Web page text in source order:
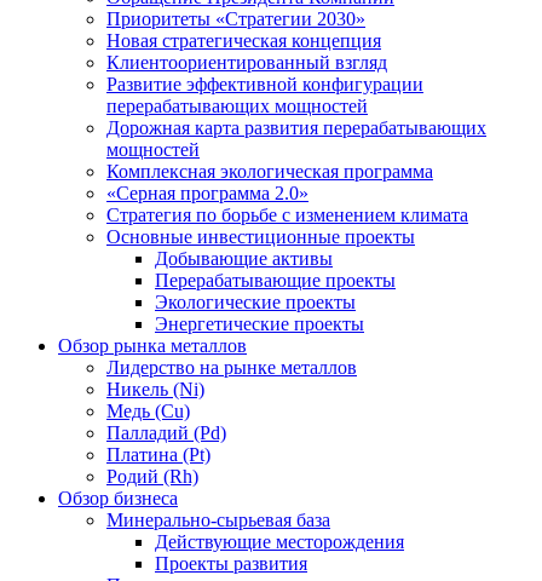
Приоритеты «Стратегии 2030»
Новая стратегическая концепция
Клиентоориентированный взгляд
Развитие эффективной конфигурации
перерабатывающих мощностей
Дорожная карта развития перерабатывающих
мощностей
Комплексная экологическая программа
«Серная программа 2.0»
Стратегия по борьбе с изменением климата
Основные инвестиционные проекты
Добывающие активы
Перерабатывающие проекты
Экологические проекты
Энергетические проекты
Обзор рынка металлов
Лидерство на рынке металлов
Никель (Ni)
Медь (Cu)
Палладий (Pd)
Платина (Pt)
Родий (Rh)
Обзор бизнеса
Минерально-сырьевая база
Действующие месторождения
Проекты развития